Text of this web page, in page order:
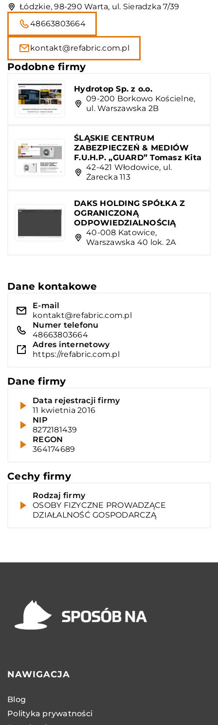
Łódzkie, 98-290 Warta, ul. Sieradzka 7/39
48663803664
kontakt@refabric.com.pl
Podobne firmy
Hydrotop Sp. z o.o.
09-200 Borkowo Kościelne,
ul. Warszawska 2B
ŚLĄSKIE CENTRUM
ZABEZPIECZEŃ & MEDIÓW
F.U.H.P. „GUARD” Tomasz Kita
42-421 Włodowice, ul.
Żarecka 113
DAKS HOLDING SPÓŁKA Z
OGRANICZONĄ
ODPOWIEDZIALNOŚCIĄ
40-008 Katowice,
Warszawska 40 lok. 2A
Dane kontakowe
E-mail
kontakt@refabric.com.pl
Numer telefonu
48663803664
Adres internetowy
https://refabric.com.pl
Dane firmy
Data rejestracji firmy
11 kwietnia 2016
NIP
8272181439
REGON
364174689
Cechy firmy
Rodzaj firmy
OSOBY FIZYCZNE PROWADZĄCE
DZIAŁALNOŚĆ GOSPODARCZĄ
NAWIGACJA
Blog
Polityka prywatności